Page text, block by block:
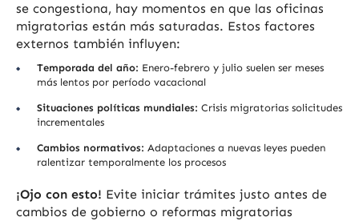
se congestiona, hay momentos en que las oficinas
migratorias están más saturadas. Estos factores
externos también influyen:
Temporada del año: Enero-febrero y julio suelen ser meses
más lentos por período vacacional
Situaciones políticas mundiales: Crisis migratorias solicitudes
incrementales
Cambios normativos: Adaptaciones a nuevas leyes pueden
ralentizar temporalmente los procesos
¡Ojo con esto! Evite iniciar trámites justo antes de
cambios de gobierno o reformas migratorias